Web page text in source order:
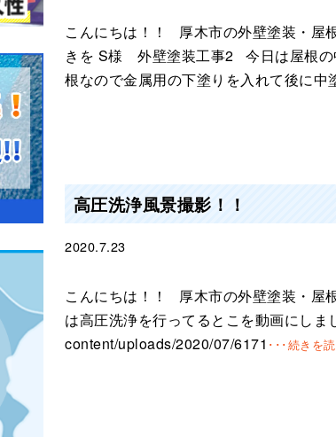
こんにちは！！ 厚木市の外壁塗装・屋
きを S様 外壁塗装工事2 今日は屋根
根なので金属用の下塗りを入れて後に中
高圧洗浄風景撮影！！
2020.7.23
こんにちは！！ 厚木市の外壁塗装・屋
は高圧洗浄を行ってるとこを動画にし
content/uploads/2020/07/6171 ･･･続きを